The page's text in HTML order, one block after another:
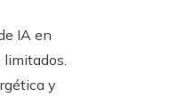
IA en
limitados.
y